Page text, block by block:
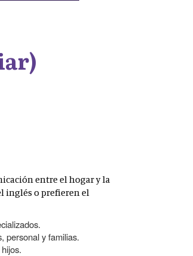
entre el hogar y la
inglés o prefieren el
personal y familias.